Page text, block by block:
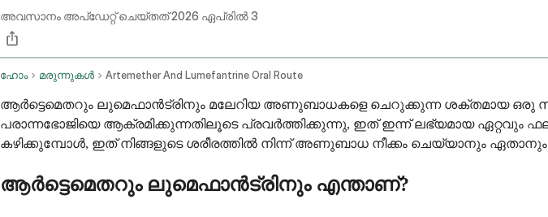
അവസാനം അപ്ഡേറ്റ് ചെയ്തത്2026 ഏപ്രിൽ 3
ഹോം മരുന്നുകൾ Artemether And Lumefantrine Oral Route
ആർട്ടെമെതറും ലുമെഫാൻട്രിനും മലേറിയ അണുബാധകളെ ചെറുക്കുന്ന ശക്തമായ ഒരു
പരാന്നഭോജിയെ ആക്രമിക്കുന്നതിലൂടെ പ്രവർത്തിക്കുന്നു, ഇത് ഇന്ന് ലഭ്യമായ ഏറ്റവും
കഴിക്കുമ്പോൾ, ഇത് നിങ്ങളുടെ ശരീരത്തിൽ നിന്ന് അണുബാധ നീക്കം ചെയ്യാനും
ആർട്ടെമെതറും ലുമെഫാൻട്രിനും എന്താണ്?